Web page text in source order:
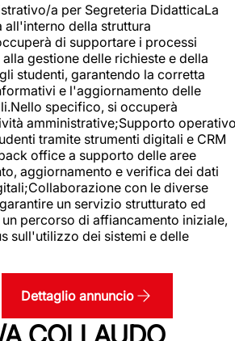
a per Segreteria DidatticaLa
all'interno della struttura
di supportare i processi
gestione delle richieste e della
studenti, garantendo la corretta
e l'aggiornamento delle
specifico, si occuperà
amministrative;Supporto
tramite strumenti digitali e CRM
office a supporto delle aree
aggiornamento e verifica dei dati
con le diverse
un servizio strutturato ed
percorso di affiancamento iniziale,
sull'utilizzo dei sistemi e delle
Dettaglio annuncio
COLLAUDO